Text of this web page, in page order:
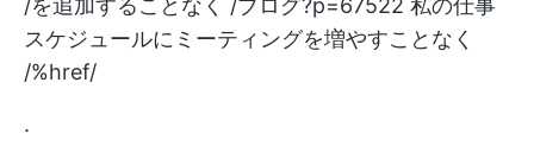
/を追加することなく /ブログ?p=67522 私の仕事
スケジュールにミーティングを増やすことなく
/%href/
.